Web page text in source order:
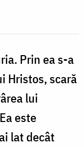
Prin ea s-a
Hristos, scară
lui
este
lat decât